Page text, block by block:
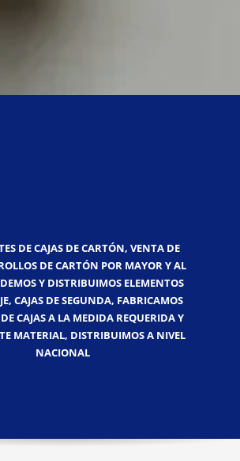
DE CAJAS DE CARTÓN, VENTA DE
DE CARTÓN POR MAYOR Y AL
Y DISTRIBUIMOS ELEMENTOS
CAJAS DE SEGUNDA, FABRICAMOS
CAJAS A LA MEDIDA REQUERIDA Y
MATERIAL, DISTRIBUIMOS A NIVEL
NACIONAL